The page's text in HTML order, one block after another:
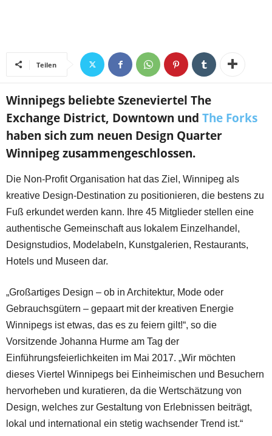
Teilen
Winnipegs beliebte Szeneviertel The
Exchange District, Downtown und The Forks
haben sich zum neuen Design Quarter
Winnipeg zusammengeschlossen.
Die Non-Profit Organisation hat das Ziel, Winnipeg als
kreative Design-Destination zu positionieren, die bestens zu
Fuß erkundet werden kann. Ihre 45 Mitglieder stellen eine
authentische Gemeinschaft aus lokalem Einzelhandel,
Designstudios, Modelabeln, Kunstgalerien, Restaurants,
Hotels und Museen dar.
„Großartiges Design – ob in Architektur, Mode oder
Gebrauchsgütern – gepaart mit der kreativen Energie
Winnipegs ist etwas, das es zu feiern gilt!“, so die
Vorsitzende Johanna Hurme am Tag der
Einführungsfeierlichkeiten im Mai 2017. „Wir möchten
dieses Viertel Winnipegs bei Einheimischen und Besuchern
hervorheben und kuratieren, da die Wertschätzung von
Design, welches zur Gestaltung von Erlebnissen beiträgt,
lokal und international ein stetig wachsender Trend ist.“